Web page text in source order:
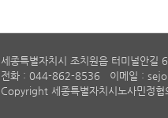
세종특별자치시 조치원읍 터미널안길
전화 : 044-862-8536 이메일 :
Copyright 세종특별자치시노사민정